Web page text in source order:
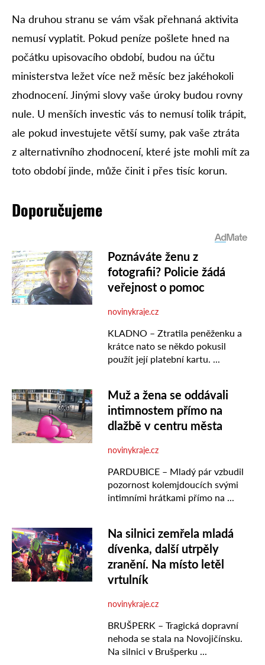
Na druhou stranu se vám však přehnaná aktivita
nemusí vyplatit. Pokud peníze pošlete hned na
počátku upisovacího období, budou na účtu
ministerstva ležet více než měsíc bez jakéhokoli
zhodnocení. Jinými slovy vaše úroky budou rovny
nule. U menších investic vás to nemusí tolik trápit,
ale pokud investujete větší sumy, pak vaše ztráta
z alternativního zhodnocení, které jste mohli mít za
toto období jinde, může činit i přes tisíc korun.
Doporučujeme